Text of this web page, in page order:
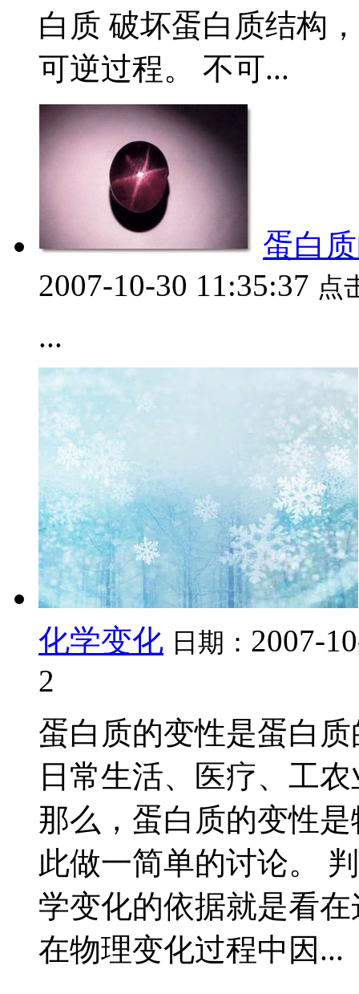
白质 破坏蛋白质结构
可逆过程。 不可...
蛋白
2007-10-30 11:35:37 点
...
化学变化 日期： 2007-
2
蛋白质的变性是蛋白
日常生活、医疗、工
那么，蛋白质的变性
此做一简单的讨论。
学变化的依据就是看
在物理变化过程中因...